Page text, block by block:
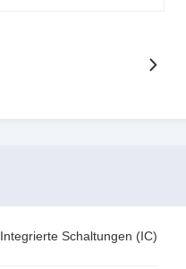
Integrierte Schaltungen (IC)